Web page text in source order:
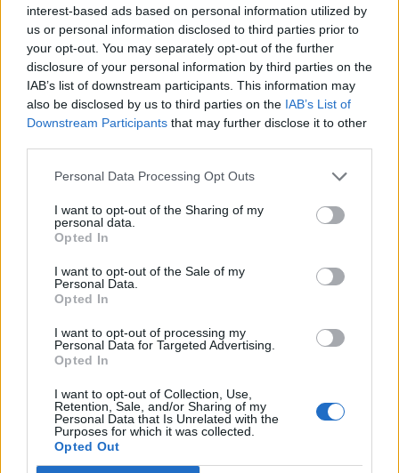
interest-based ads based on personal information utilized by
us or personal information disclosed to third parties prior to
your opt-out. You may separately opt-out of the further
disclosure of your personal information by third parties on the
IAB’s list of downstream participants. This information may
also be disclosed by us to third parties on the IAB’s List of
Downstream Participants that may further disclose it to other
Personal Data Processing Opt Outs
I want to opt-out of the Sharing of my
personal data.
Opted In
I want to opt-out of the Sale of my
Personal Data.
Opted In
I want to opt-out of processing my
Personal Data for Targeted Advertising.
Opted In
I want to opt-out of Collection, Use,
Retention, Sale, and/or Sharing of my
Personal Data that Is Unrelated with the
Purposes for which it was collected.
Opted Out
A harmadik negyedéves összevetésben az életbiztosítási
piac 2,2%-kal nőtt, a nem-életbiztosítási 5,3%-kal
visszaesett, a teljes piac pedig 1,6%-kal zsugorodott - derül
ki a Portfolio.hu saját, MABISZ adatai alapján végzett
számításából. A teljes piac harmadik negyedéves
díjbevétele az egy évvel korábbihoz képest 3,2 milliárd
KEDVES OLVASÓNK!
A keresett cikk a portfolio.hu hírarchívumához
tartozik, melynek olvasása előfizetéses
regisztrációhoz kötött.
Portfolio.hu teljes cikkarchívum
Kötéslisták: BÉT elmúlt 2 év napon belüli
kötéslistái
Előfizetés